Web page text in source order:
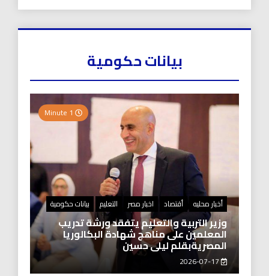
بيانات حكومية
أخبار محليه أقتصاد اخبار مصر التعليم بيانات حكومية
وزير التربية والتعليم يتفقد ورشة تدريب
المعلمين على مناهج شهادة البكالوريا
المصريةبقلم ليلى حسين
2026-07-17